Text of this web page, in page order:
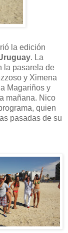
la edición
. La
la pasarela de
y Ximena
Magariños y
mañana. Nico
quien
pasadas de su